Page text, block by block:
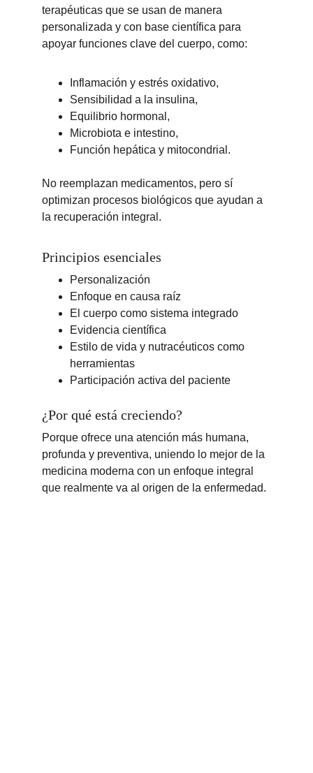
terapéuticas que se usan de manera
personalizada y con base científica para
apoyar funciones clave del cuerpo, como:
Inflamación y estrés oxidativo,
Sensibilidad a la insulina,
Equilibrio hormonal,
Microbiota e intestino,
Función hepática y mitocondrial.
No reemplazan medicamentos, pero sí
optimizan procesos biológicos que ayudan a
la recuperación integral.
Principios esenciales
Personalización
Enfoque en causa raíz
El cuerpo como sistema integrado
Evidencia científica
Estilo de vida y nutracéuticos como
herramientas
Participación activa del paciente
¿Por qué está creciendo?
Porque ofrece una atención más humana,
profunda y preventiva, uniendo lo mejor de la
medicina moderna con un enfoque integral
que realmente va al origen de la enfermedad.